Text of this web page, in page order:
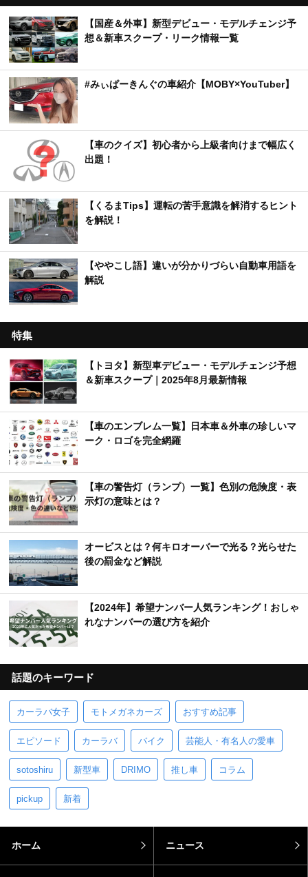
【国産＆外車】新型デビュー・モデルチェンジ予
想＆新車スクープ・リーク情報一覧
#みぃぱーきんぐの車紹介【MOBY×YouTuber】
【車のクイズ】初心者から上級者向けまで幅広く
出題！
【くるまTips】運転の苦手意識を解消するヒント
を解説！
【ややこし語】違いが分かりづらい自動車用語を
解説
特集
【トヨタ】新型車デビュー・モデルチェンジ予想
＆新車スクープ｜2025年8月最新情報
【車のエンブレム一覧】日本車＆外車の珍しいマ
ーク・ロゴを完全網羅
【車の警告灯（ランプ）一覧】色別の危険度・表
示灯の意味とは？
オービスとは？何キロオーバーで光る？光らせた
後の罰金など解説
【2024年】希望ナンバー人気ランキング！おしゃ
れなナンバーの選び方を紹介
話題のキーワード
カーラバ女子 モトメガネカーズ おすすめ記事
エピソード カーラバ バイク 芸能人・有名人の愛車
sotoshiru 新型車 DRIMO 推し車 コラム
pickup 新着
ホーム ニュース